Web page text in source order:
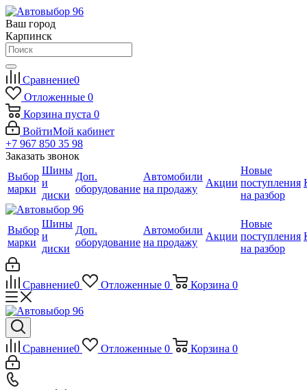
Ваш город
Карпинск
Сравнение0
Отложенные 0
Корзина пуста 0
ВойтиМой кабинет
+7 967 850 35 98
Заказать звонок
Выбор
марки
Шины
и
диски
Доп.
оборудование
Автомобили
на продажу
Акции
Новые
поступления
на разбор
Выбор
марки
Шины
и
диски
Доп.
оборудование
Автомобили
на продажу
Акции
Новые
поступления
на разбор
Сравнение0 Отложенные 0 Корзина 0
Сравнение0 Отложенные 0 Корзина 0